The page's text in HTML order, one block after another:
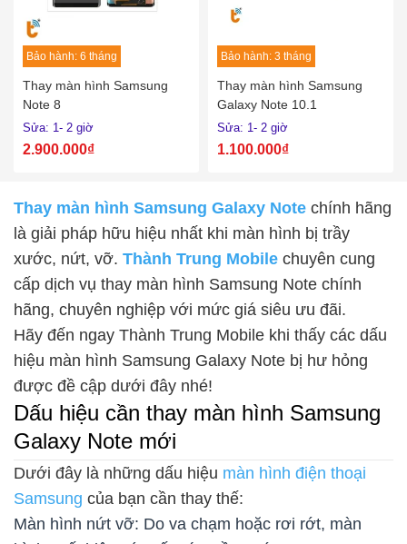
Bảo hành: 6 tháng
Thay màn hình Samsung
Note 8
Sửa: 1- 2 giờ
2.900.000₫
Bảo hành: 3 tháng
Thay màn hình Samsung
Galaxy Note 10.1
Sửa: 1- 2 giờ
1.100.000₫
Thay màn hình Samsung Galaxy Note chính hãng
là giải pháp hữu hiệu nhất khi màn hình bị trầy
xước, nứt, vỡ. Thành Trung Mobile chuyên cung
cấp dịch vụ thay màn hình Samsung Note chính
hãng, chuyên nghiệp với mức giá siêu ưu đãi.
Hãy đến ngay Thành Trung Mobile khi thấy các dấu
hiệu màn hình Samsung Galaxy Note bị hư hỏng
được đề cập dưới đây nhé!
Dấu hiệu cần thay màn hình Samsung
Galaxy Note mới
Dưới đây là những dấu hiệu màn hình điện thoại
Samsung của bạn cần thay thế:
Màn hình nứt vỡ: Do va chạm hoặc rơi rớt, màn